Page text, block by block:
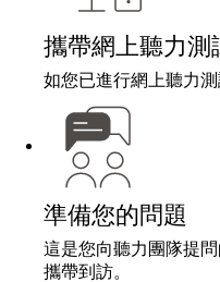
攜帶網上聽力測
如您已進行網上聽力
準備您的問題
這是您向聽力團隊提
攜帶到訪。